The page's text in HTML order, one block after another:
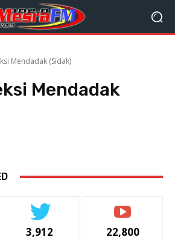
Mendadak (Sidak)
Mendadak
3,912 22,800